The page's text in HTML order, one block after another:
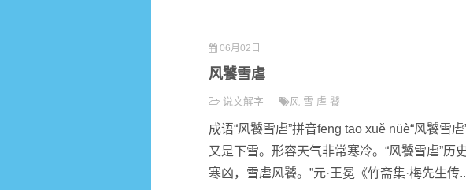
06月02日
风饕雪虐
说文解字 风 雪 虐 饕
成语“风饕雪虐”拼音fēng tāo xuě nüè“风饕雪
又是下雪。形容天气非常寒冷。“风饕雪虐”历
寒凶，雪虐风饕。”元·王冕《竹斋集·梅先生传